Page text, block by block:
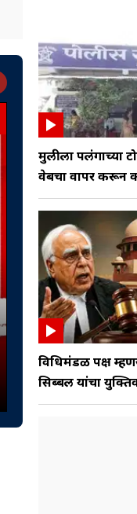
मुलीला पलंगाच्या
वेबचा वापर करून
विधिमंडळ पक्ष
सिब्बल यांचा